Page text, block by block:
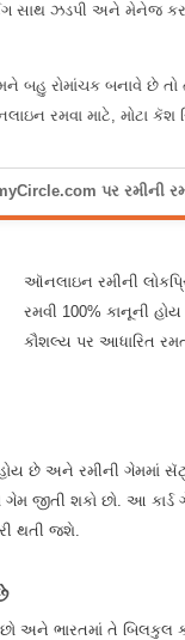
સાથ ઝડપી અને મેનેજ
બહુ રોમાંચક બનાવે છે
રમવા માટે, મોટા કૅશ
ઑનલાઇન રમીની
રમવી 100% કાનૂની હોય
કૌશલ્ય પર આધારિત
હોય છે અને રમીની
જીતી શકો છો. આ
થતી જશે.
છો અને ભારતમાં તે
પર રમીની